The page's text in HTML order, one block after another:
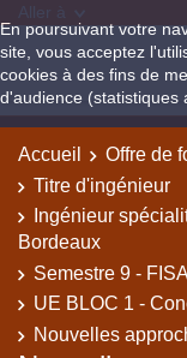
En poursuivant votre
site, vous acceptez
cookies à des fins de
d'audience (statistiques
Aller à
Accueil
Offre de
Titre d'ingénieur
Ingénieur
Bordeaux
Semestre 9 -
UE BLOC 1 -
Nouvelles